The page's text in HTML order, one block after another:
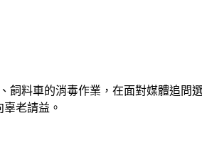
料車的消毒作業，在面對媒體追
老請益。